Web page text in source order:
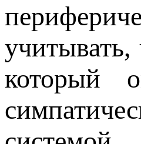
учитывать,
который